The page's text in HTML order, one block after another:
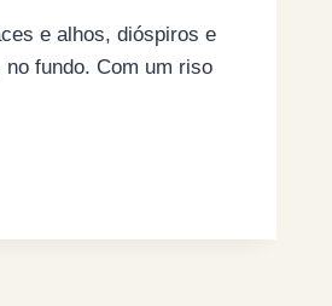
e alhos, dióspiros e
fundo. Com um riso